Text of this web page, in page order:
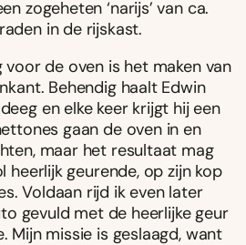
zogeheten ‘narijs’ van ca.
in de rijskast.
voor de oven is het maken van
Behendig haalt Edwin
en elke keer krijgt hij een
gaan de oven in en
maar het resultaat mag
heerlijk geurende, op zijn kop
Voldaan rijd ik even later
gevuld met de heerlijke geur
Mijn missie is geslaagd, want